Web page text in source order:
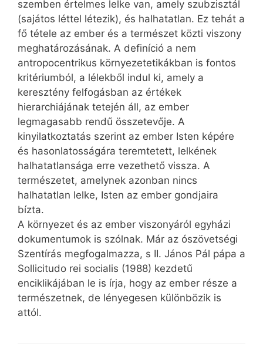
szemben értelmes lelke van, amely szubzisztál
(sajátos léttel létezik), és halhatatlan. Ez tehát a
fő tétele az ember és a természet közti viszony
meghatározásának. A definíció a nem
antropocentrikus környezetetikákban is fontos
kritériumból, a lélekből indul ki, amely a
keresztény felfogásban az értékek
hierarchiájának tetején áll, az ember
legmagasabb rendű összetevője. A
kinyilatkoztatás szerint az ember Isten képére
és hasonlatosságára teremtetett, lelkének
halhatatlansága erre vezethető vissza. A
természetet, amelynek azonban nincs
halhatatlan lelke, Isten az ember gondjaira
bízta.
A környezet és az ember viszonyáról egyházi
dokumentumok is szólnak. Már az ószövetségi
Szentírás megfogalmazza, s II. János Pál pápa a
Sollicitudo rei socialis (1988) kezdetű
enciklikájában le is írja, hogy az ember része a
természetnek, de lényegesen különbözik is
attól.